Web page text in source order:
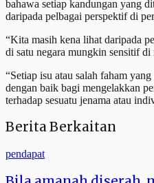
bahawa setiap kandungan yang
daripada pelbagai perspektif di
“Kita masih kena lihat daripada
di satu negara mungkin sensitif di
“Setiap isu atau salah faham
dengan baik bagi mengelakkan
terhadap sesuatu jenama atau
Berita Berkaitan
pendapat